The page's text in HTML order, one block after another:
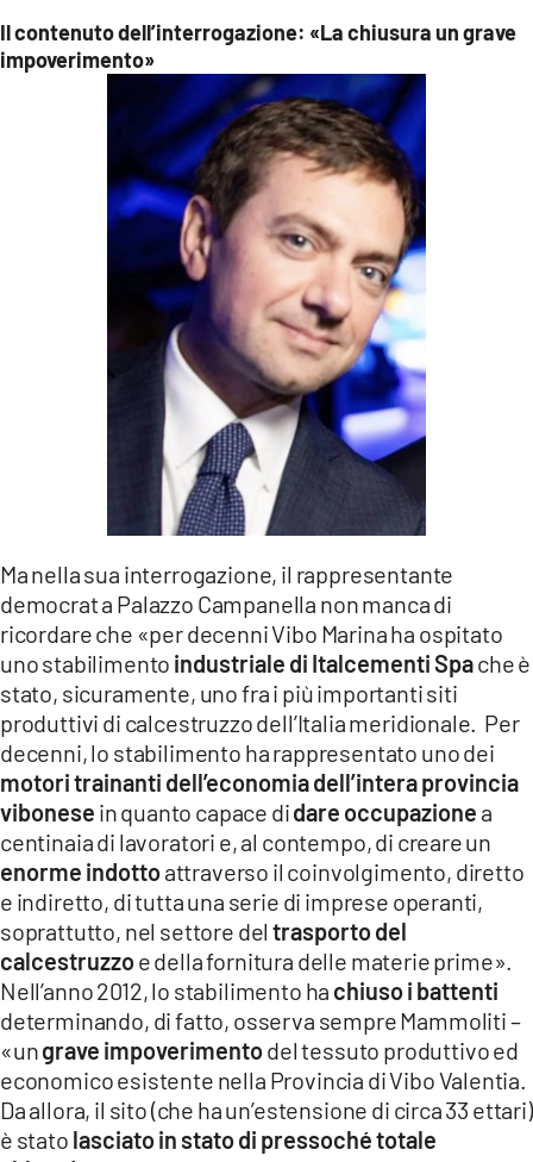
Il contenuto dell’interrogazione: «La chiusura un grave
impoverimento»
Ma nella sua interrogazione, il rappresentante
democrat a Palazzo Campanella non manca di
ricordare che «per decenni Vibo Marina ha ospitato
uno stabilimento industriale di Italcementi Spache è
stato, sicuramente, uno fra i più importanti siti
produttivi di calcestruzzo dell’Italia meridionale. Per
decenni, lo stabilimento ha rappresentato uno dei
motori trainanti dell’economia dell’intera provincia
vibonese in quanto capace didare occupazione a
centinaia di lavoratori e, al contempo, di creare un
enorme indottoattraverso il coinvolgimento, diretto
e indiretto, di tutta una serie di imprese operanti,
soprattutto, nel settore deltrasporto del
calcestruzzoe della fornitura delle materie prime».
Nell’anno 2012, lo stabilimento ha chiuso i battenti
determinando, di fatto, osserva sempre Mammoliti –
«ungrave impoverimentodel tessuto produttivo ed
economico esistente nella Provincia di Vibo Valentia.
Da allora, il sito (che ha un’estensione di circa 33 ettari)
è stato lasciato in stato di pressoché totale